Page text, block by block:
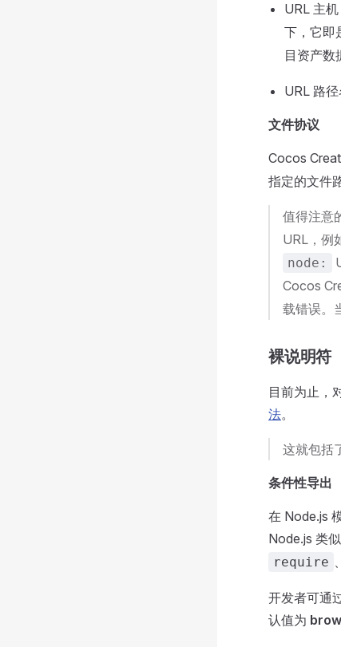
URL 主
下，它即
目资产数
URL 路
文件协议
Cocos
指定的文件
值得注意
URL，例
node:
Cocos
载错误。
裸说明符
目前为止，
法。
这就包括
条件性导出
在 Node.js
Node.js 类
require 、
开发者可通
认值为